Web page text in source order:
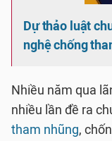
Dự thảo luật
nghệ chống
Nhiều năm qua
nhiều lần đề ra
tham nhũng,